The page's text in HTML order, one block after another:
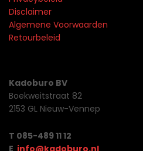
Disclaimer
Algemene Voorwaarden
Retourbeleid
Kadoburo BV
Boekweitstraat 82
2153 GL Nieuw-Vennep
T 085-489 11 12
E info@kadoburo.nl